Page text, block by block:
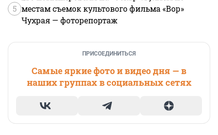
5 местам съемок культового фильма «Вор»
Чухрая — фоторепортаж
ПРИСОЕДИНИТЬСЯ
Самые яркие фото и видео дня — в
наших группах в социальных сетях